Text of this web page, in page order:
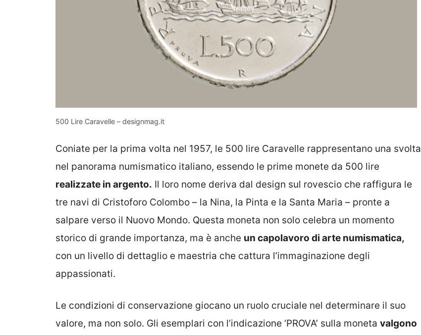
500 Lire Caravelle – designmag.it
Coniate per la prima volta nel 1957, le 500 lire Caravelle rappresentano una svolta
nel panorama numismatico italiano, essendo le prime monete da 500 lire
realizzate in argento. Il loro nome deriva dal design sul rovescio che raffigura le
tre navi di Cristoforo Colombo – la Nina, la Pinta e la Santa Maria – pronte a
salpare verso il Nuovo Mondo. Questa moneta non solo celebra un momento
storico di grande importanza, ma è anche un capolavoro di arte numismatica,
con un livello di dettaglio e maestria che cattura l’immaginazione degli
appassionati.
Le condizioni di conservazione giocano un ruolo cruciale nel determinare il suo
valore, ma non solo. Gli esemplari con l’indicazione ‘PROVA’ sulla moneta valgono